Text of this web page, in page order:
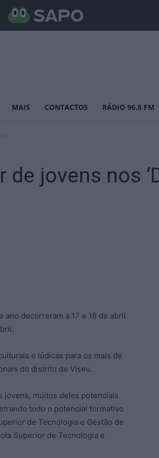
MAIS CONTACTOS RÁDIO 96.8 FM
jovens nos
ano decorreram a 17 e 18 de abril
e lúdicas para os mais de
do distrito de Viseu.
jovens, muitos deles potenciais
todo o potencial formativo
de Tecnologia e Gestão de
Superior de Tecnologia e